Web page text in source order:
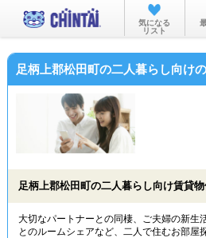
お部屋を探
沿線・
物件特
TOP
気になる
リスト
足柄上郡松田町の二人暮らし向け
足柄上郡松田町の二人暮らし向け賃貸
大切なパートナーとの同棲、ご夫婦の新生
とのルームシェアなど、二人で住むお部屋